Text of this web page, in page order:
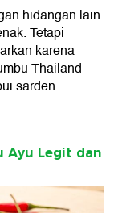
hidangan lain
Tetapi
karena
Thailand
sarden
Ayu Legit dan